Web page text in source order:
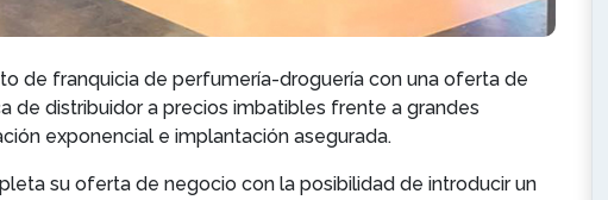
de franquicia de perfumería-droguería con una oferta de
de distribuidor a precios imbatibles frente a grandes
exponencial e implantación asegurada.
su oferta de negocio con la posibilidad de introducir un